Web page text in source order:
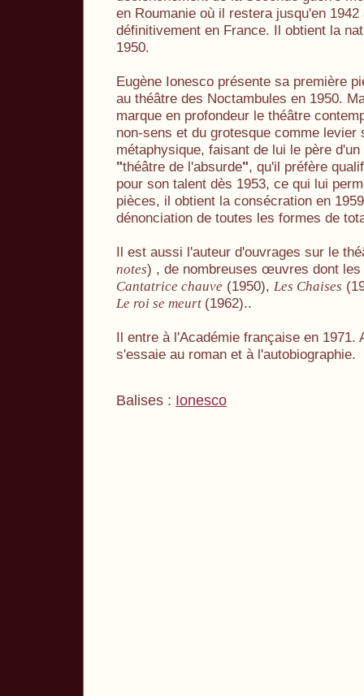
en Roumanie où il restera jusqu'en
définitivement en France. Il obtient la
1950.
Eugène Ionesco présente sa première
au théâtre des Noctambules en 1950.
marque en profondeur le théâtre
non-sens et du grotesque comme levier
métaphysique, faisant de lui le père
"théâtre de l'absurde", qu'il préfère
pour son talent dès 1953, ce qui lui
pièces, il obtient la consécration en
dénonciation de toutes les formes de
Il est aussi l'auteur d'ouvrages sur le
notes) , de nombreuses œuvres dont
Cantatrice chauve (1950), Les Chaises
Le roi se meurt (1962)..
Il entre à l'Académie française en 1971.
s'essaie au roman et à l'autobiographie.
Balises : Ionesco